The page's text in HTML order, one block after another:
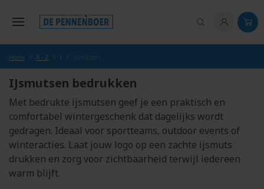
Home A - Z I
IJsmutsen bedrukken
Met bedrukte ijsmutsen geef je een praktisch en
comfortabel wintergeschenk dat dagelijks wordt
gedragen. Ideaal voor sportteams, outdoor events of
winteracties. Laat jouw logo op een zachte ijsmuts
drukken en zorg voor zichtbaarheid terwijl iedereen
warm blijft.